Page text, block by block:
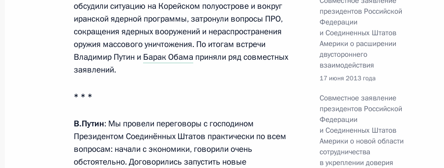
6 сентября 2013 года, 17:00 Санкт-Петербург
3 сентября 2013 года, вторник
переговоров
31 августа 2013 года, суббота
президентов Российской
Федерации
и Соединенных Штатов
Америки о расширении
двустороннего
взаимодействия
17 июня 2013 года
Совместное заявление
президентов Российской
Федерации
и Соединенных Штатов
Америки о новой области
сотрудничества
в укреплении доверия
обсудили ситуацию на Корейском полуострове и вокруг
иранской ядерной программы, затронули вопросы ПРО,
сокращения ядерных вооружений и нераспространения
оружия массового уничтожения. По итогам встречи
Владимир Путин и Барак Обама приняли ряд совместных
заявлений.
* * *
В.Путин: Мы провели переговоры с господином
Президентом Соединённых Штатов практически по всем
вопросам: начали с экономики, говорили очень
обстоятельно. Договорились запустить новые